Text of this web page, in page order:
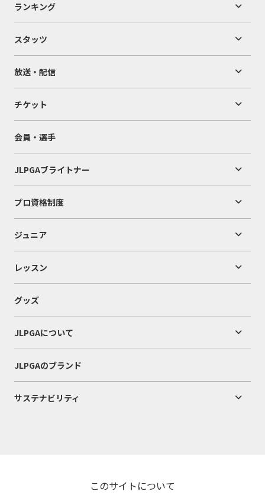
ランキング
スタッツ
放送・配信
チケット
会員・選手
JLPGAブライトナー
プロ資格制度
ジュニア
レッスン
グッズ
JLPGAについて
JLPGAのブランド
サステナビリティ
このサイトについて